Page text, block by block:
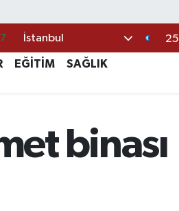
İstanbul 25
EĞİTİM
SAĞLIK
binası